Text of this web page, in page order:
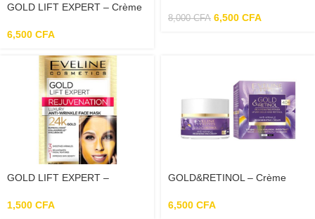
GOLD LIFT EXPERT – Crème
50ml
6,500 CFA
500ml
8,000CFA 6,500 CFA
GOLD LIFT EXPERT –
L’or 24k – 7ml
1,500 CFA
GOLD&RETINOL – Crème
– 50 ml
6,500 CFA